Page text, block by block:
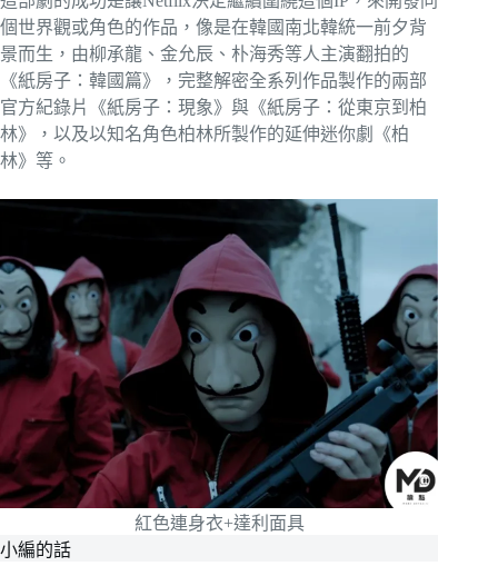
個世界觀或角色的作品，像是在韓國南北韓統一前夕背
景而生，由柳承龍、金允辰、朴海秀等人主演翻拍的
《紙房子：韓國篇》，完整解密全系列作品製作的兩部
官方紀錄片《紙房子：現象》與《紙房子：從東京到柏
林》，以及以知名角色柏林所製作的延伸迷你劇《柏
林》等。
紅色連身衣+達利面具
小編的話